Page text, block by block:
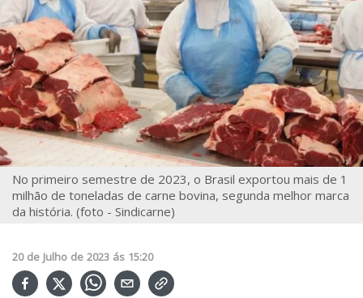
No primeiro semestre de 2023, o Brasil exportou mais de 1
milhão de toneladas de carne bovina, segunda melhor marca
da história. (foto - Sindicarne)
20 de Julho de 2023 ás 15:20